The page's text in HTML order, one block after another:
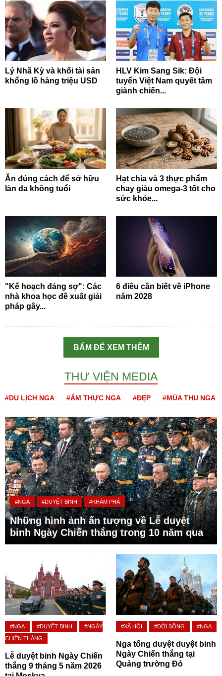
Lý Nhã Kỳ và khối tài sản
khổng lồ hàng triệu USD
HLV Kim Sang Sik: Đội
tuyển Việt Nam quyết tâm
giành chiến...
Ăn đúng cách để sở hữu
làn da không tuổi
Hạt chia và 3 thực phẩm
chay giàu omega-3 tốt cho
sức khỏe...
"Kế hoạch đáng sợ": Các
nhà khoa học đề xuất giải
pháp gây...
6 điều cần biết về iPhone
năm 2028
BẤM ĐỂ XEM THÊM
THƯ VIỆN MEDIA
#DU LỊCH NGA #ẨM THỰC NGA #ĐẸP #MÙA THU NGA
#NGA #DUYỆT BINH #KHÁM PHÁ
Những hình ảnh ấn tượng về Lễ duyệt
binh Ngày Chiến thắng trong 10 năm qua
#NGA #DUYỆT BINH
#NGÀY
CHIẾN THẮNG
Lễ duyệt binh Ngày Chiến
thắng 9 tháng 5 năm 2026
#XÃ HỘI #ĐỜI SỐNG #NGA
Nga tổng duyệt duyệt binh
Ngày Chiến thắng tại
Quảng trường Đỏ